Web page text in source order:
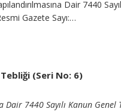
Dair 7440
Gazete Sayı:…
Tebliği (Seri No: 6)
Dair 7440 Sayılı Kanun